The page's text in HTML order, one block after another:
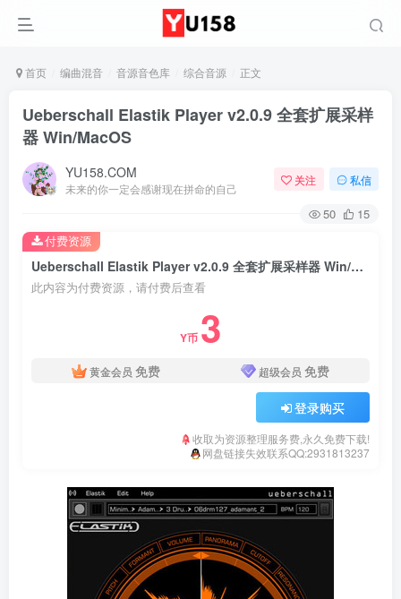
首页 编曲混音 音源音色库 综合音源 正文
Ueberschall Elastik Player v2.0.9 全套扩展采样
器 Win/MacOS
YU158.COM
未来的你一定会感谢现在拼命的自己
关注 私信
50 15
Ueberschall Elastik Player v2.0.9 全套扩展采样器 Win/MacOS
此内容为付费资源，请付费后查看
Y币 3
黄金会员 免费 超级会员 免费
登录购买
收取为资源整理服务费,永久免费下载!
网盘链接失效联系QQ:2931813237
付费资源